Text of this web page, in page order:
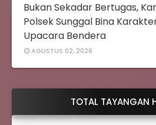
Bukan Sekadar Bertugas,
Polsek Sunggal Bina
Upacara Bendera
AGUSTUS 02, 2026
TOTAL TAYANGAN